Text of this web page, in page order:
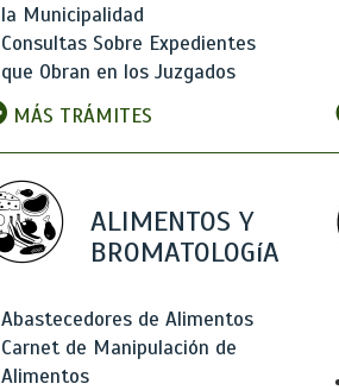
la Municipalidad
Consultas Sobre Expedientes
que Obran en los Juzgados
MÁS TRÁMITES
ALIMENTOS Y
BROMATOLOGíA
Abastecedores de Alimentos
Carnet de Manipulación de
Alimentos